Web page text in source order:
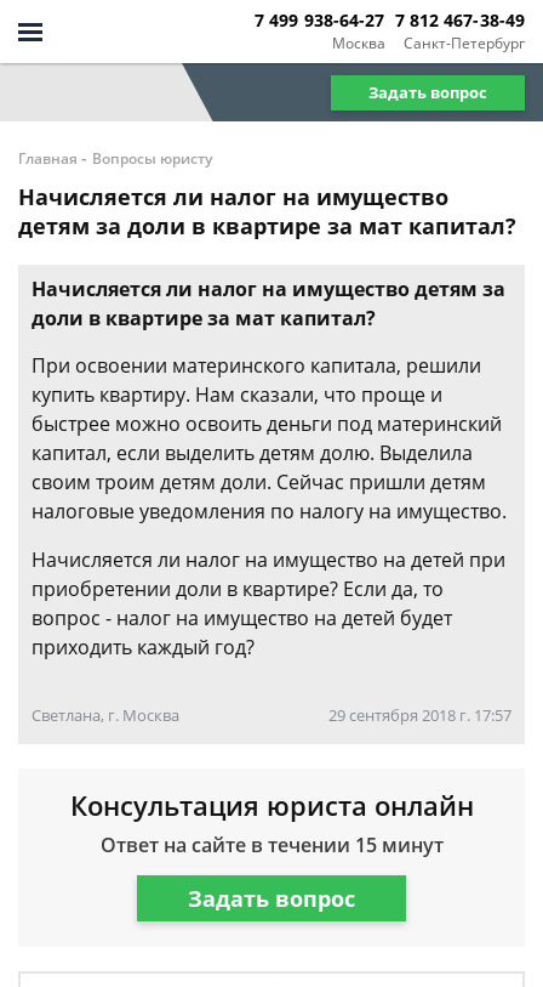
Москва
7 499 938-64-27
Санкт-Петербург
7 812 467-38-49
Задать вопрос
Главная - Вопросы юристу
Начисляется ли налог на имущество
детям за доли в квартире за мат капитал?
Начисляется ли налог на имущество детям за
доли в квартире за мат капитал?
При освоении материнского капитала, решили
купить квартиру. Нам сказали, что проще и
быстрее можно освоить деньги под материнский
капитал, если выделить детям долю. Выделила
своим троим детям доли. Сейчас пришли детям
налоговые уведомления по налогу на имущество.
Начисляется ли налог на имущество на детей при
приобретении доли в квартире? Если да, то
вопрос - налог на имущество на детей будет
приходить каждый год?
Светлана, г. Москва 29 сентября 2018 г. 17:57
Консультация юриста онлайн
Ответ на сайте в течении 15 минут
Задать вопрос